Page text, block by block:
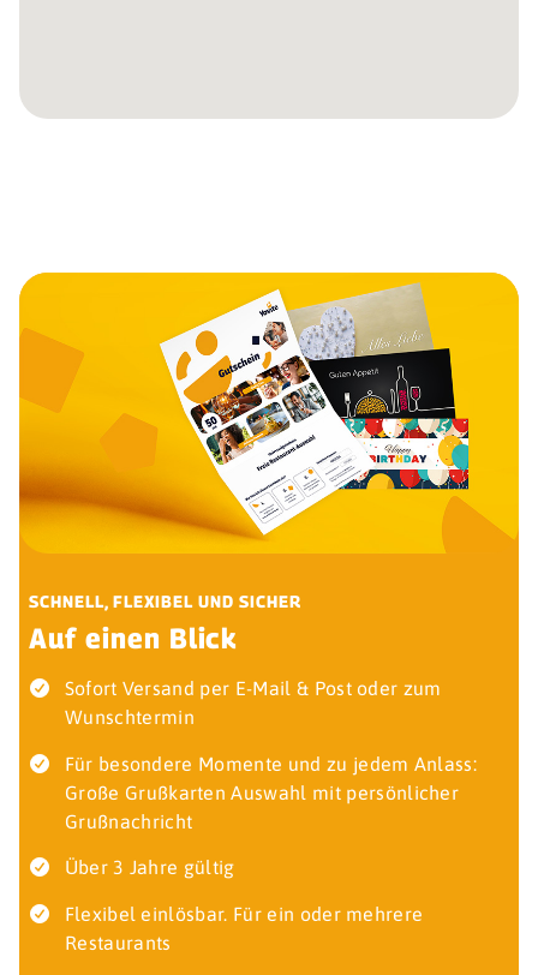
SCHNELL, FLEXIBEL UND SICHER
Auf einen Blick
Sofort Versand per E-Mail & Post oder zum
Wunschtermin
Für besondere Momente und zu jedem Anlass:
Große Grußkarten Auswahl mit persönlicher
Grußnachricht
Über 3 Jahre gültig
Flexibel einlösbar. Für ein oder mehrere
Restaurants